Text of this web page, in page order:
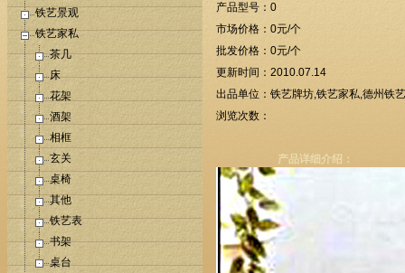
产品型号：0
市场价格：0元/个
批发价格：0元/个
更新时间：2010.07.14
出品单位：铁艺牌坊,铁艺家私,德州铁
浏览次数：
产品详细介绍：
铁艺景观
铁艺家私
茶几
床
花架
酒架
相框
玄关
桌椅
其他
铁艺表
书架
桌台